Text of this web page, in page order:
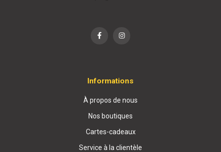
Informations
À propos de nous
Nos boutiques
Cartes-cadeaux
Service à la clientèle